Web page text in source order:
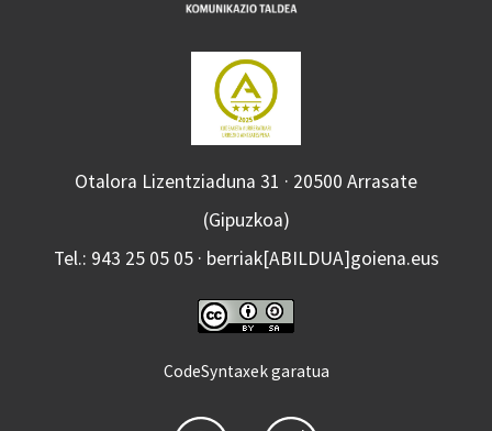
Otalora Lizentziaduna 31 · 20500 Arrasate
(Gipuzkoa)
Tel.: 943 25 05 05 · berriak[ABILDUA]goiena.eus
CodeSyntaxek garatua